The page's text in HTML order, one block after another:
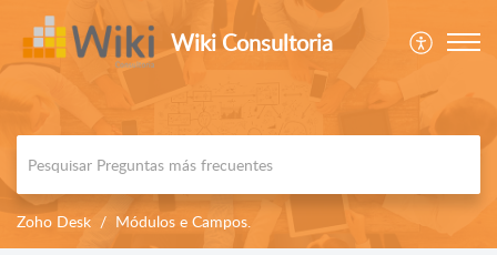
Wiki Consultoria
Zoho Desk Módulos e Campos.